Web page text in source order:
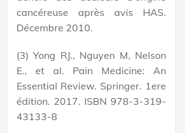
cancéreuse après avis HAS.
Décembre 2010.
(3) Yong RJ., Nguyen M, Nelson
E., et al. Pain Medicine: An
Essential Review. Springer. 1ere
édition. 2017. ISBN 978-3-319-
43133-8